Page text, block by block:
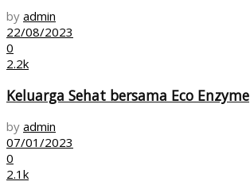
by admin
22/08/2023
0
2.2k
Keluarga Sehat bersama Eco Enzyme
by admin
07/01/2023
0
2.1k